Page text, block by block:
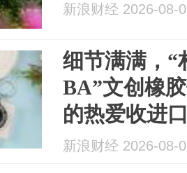
新浪财经 2026-08-
细节满满，“
BA”文创橡
的热爱收进
新浪财经 2026-08-